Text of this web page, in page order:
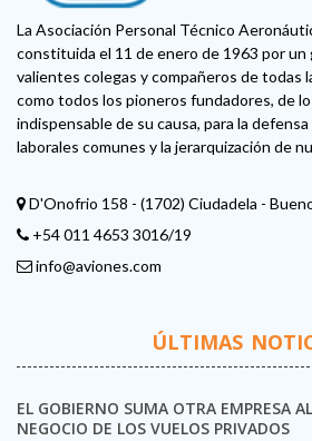
La Asociación Personal Técnico
constituida el 11 de enero de 1963 por un
valientes colegas y compañeros de todas
como todos los pioneros fundadores, de
indispensable de su causa, para la
laborales comunes y la jerarquización de
D'Onofrio 158 - (1702) Ciudadela -
+54 011 4653 3016/19
info@aviones.com
ÚLTIMAS
EL GOBIERNO SUMA OTRA EMPRESA AL
NEGOCIO DE LOS VUELOS PRIVADOS